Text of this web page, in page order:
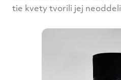
tie kvety tvorili jej